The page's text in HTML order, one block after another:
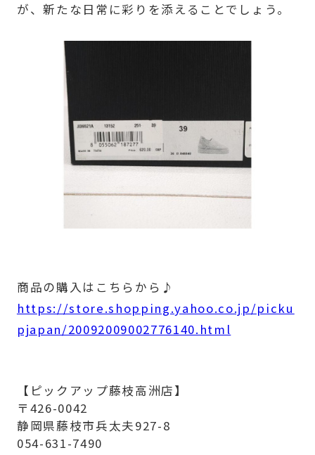
が、新たな日常に彩りを添えることでしょう。
商品の購入はこちらから♪
https://store.shopping.yahoo.co.jp/picku
pjapan/20092009002776140.html
【ピックアップ藤枝高洲店】
〒426-0042
静岡県藤枝市兵太夫927-8
054-631-7490